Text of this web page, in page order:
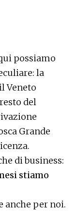
possiamo
la
Veneto
del
Grande
di business:
stiamo
anche per noi.